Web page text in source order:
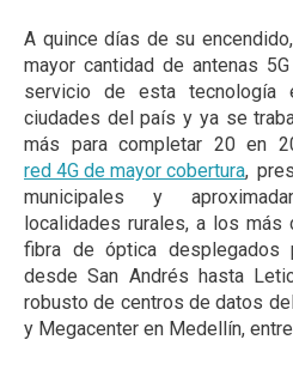
A quince días de su
mayor cantidad de antenas
servicio de esta tecnología
ciudades del país y ya se
más para completar 20 en
red 4G de mayor cobertura,
municipales y
localidades rurales, a los
fibra de óptica desplegados
desde San Andrés hasta
robusto de centros de datos
y Megacenter en Medellín,